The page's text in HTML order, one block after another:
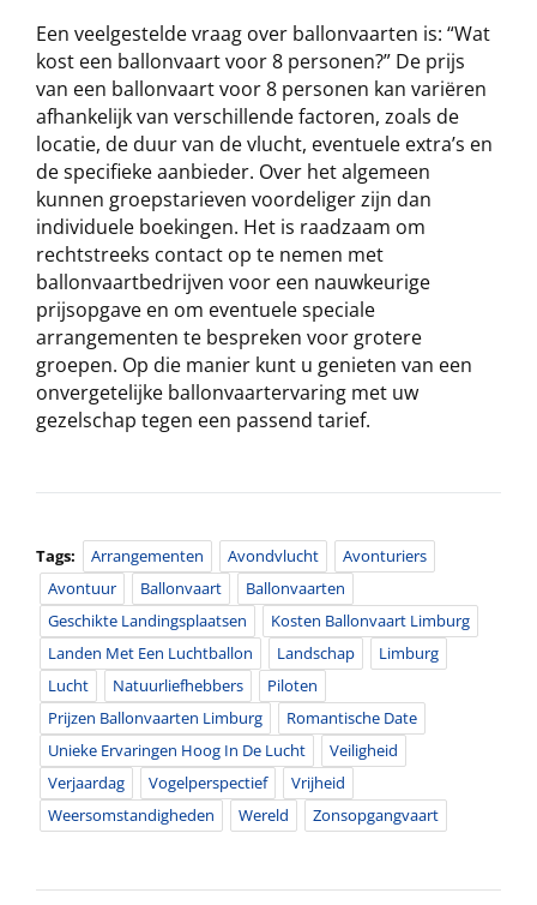
Een veelgestelde vraag over ballonvaarten is: “Wat
kost een ballonvaart voor 8 personen?” De prijs
van een ballonvaart voor 8 personen kan variëren
afhankelijk van verschillende factoren, zoals de
locatie, de duur van de vlucht, eventuele extra’s en
de specifieke aanbieder. Over het algemeen
kunnen groepstarieven voordeliger zijn dan
individuele boekingen. Het is raadzaam om
rechtstreeks contact op te nemen met
ballonvaartbedrijven voor een nauwkeurige
prijsopgave en om eventuele speciale
arrangementen te bespreken voor grotere
groepen. Op die manier kunt u genieten van een
onvergetelijke ballonvaartervaring met uw
gezelschap tegen een passend tarief.
Tags: Arrangementen Avondvlucht
Avonturiers
Avontuur
Ballonvaart
Ballonvaarten
Geschikte Landingsplaatsen
Kosten Ballonvaart Limburg
Landen Met Een Luchtballon
Landschap
Limburg
Lucht
Natuurliefhebbers
Piloten
Prijzen Ballonvaarten Limburg
Romantische Date
Unieke Ervaringen Hoog In De Lucht
Veiligheid
Verjaardag
Vogelperspectief
Vrijheid
Weersomstandigheden
Wereld Zonsopgangvaart